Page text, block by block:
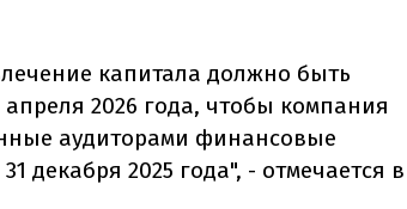
капитала должно быть
2026 года, чтобы компания
аудиторами финансовые
декабря 2025 года", - отмечается в